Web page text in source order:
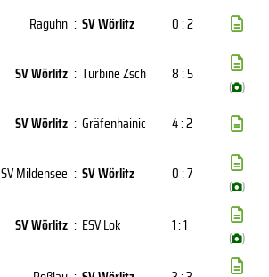
Raguhn : SV Wörlitz
0 : 2
SV Wörlitz : Turbine Zsch 8 : 5
( )
SV Wörlitz : Gräfenhainic
4 : 2
SV Mildensee : SV Wörlitz 0 : 7
( )
SV Wörlitz : ESV Lok 1 : 1
( )